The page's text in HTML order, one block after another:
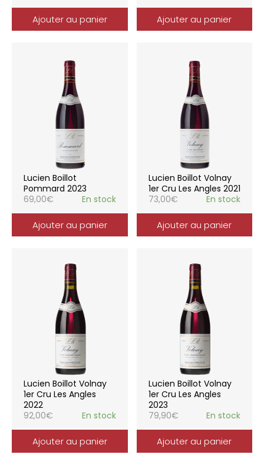
Ajouter au panier Ajouter au panier
Lucien Boillot
Pommard 2023
69,00€ En stock
Ajouter au panier
Lucien Boillot Volnay
1er Cru Les Angles 2021
73,00€ En stock
Ajouter au panier
Lucien Boillot Volnay
1er Cru Les Angles
2022
92,00€ En stock
Ajouter au panier
Lucien Boillot Volnay
1er Cru Les Angles
2023
79,90€ En stock
Ajouter au panier